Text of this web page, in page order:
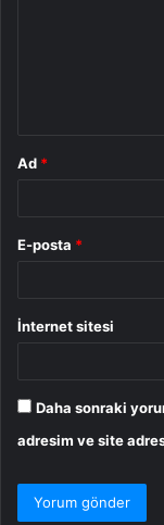
Ad *
E-posta *
İnternet sitesi
Daha sonraki
adresim ve site